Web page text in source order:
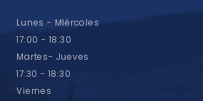
Lunes - MIércoles
17:00 - 18:30
Martes- Jueves
17:30 - 18:30
Viernes